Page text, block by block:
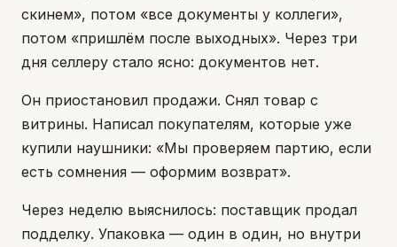
скинем», потом «все документы у коллеги»,
потом «пришлём после выходных». Через три
дня селлеру стало ясно: документов нет.
Он приостановил продажи. Снял товар с
витрины. Написал покупателям, которые уже
купили наушники: «Мы проверяем партию, если
есть сомнения — оформим возврат».
Через неделю выяснилось: поставщик продал
подделку. Упаковка — один в один, но внутри